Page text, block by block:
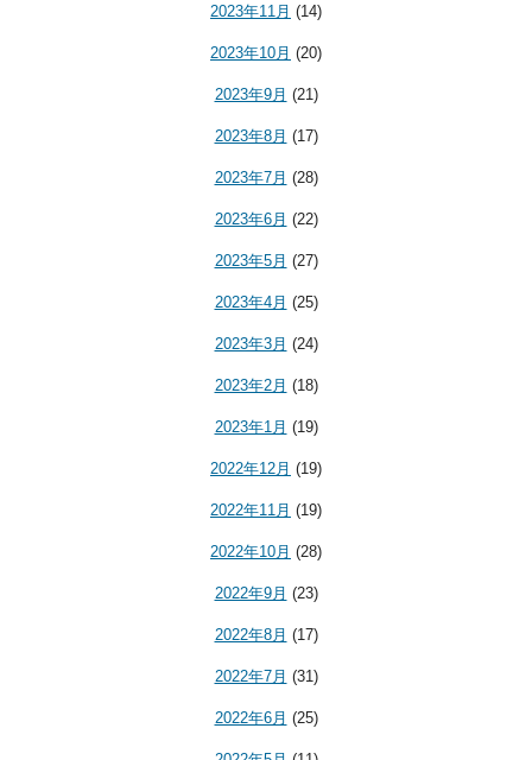
2023年11月 (14)
2023年10月 (20)
2023年9月 (21)
2023年8月 (17)
2023年7月 (28)
2023年6月 (22)
2023年5月 (27)
2023年4月 (25)
2023年3月 (24)
2023年2月 (18)
2023年1月 (19)
2022年12月 (19)
2022年11月 (19)
2022年10月 (28)
2022年9月 (23)
2022年8月 (17)
2022年7月 (31)
2022年6月 (25)